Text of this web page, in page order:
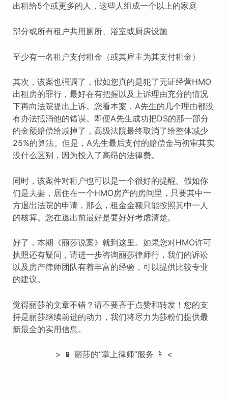
出租给5个或更多的人，这些人组成一个以上的家庭
部分或所有租户共用厕所、浴室或厨房设施
至少有一名租户支付租金（或其雇主为其支付租金）
其次，该案也强调了，假如您真的是犯了无证经营HMO
出租房的罪行，最好在有把握以及上诉理由充分的情况
下再向法院提出上诉。您看本案，A先生的几个理由都没
有办法抵消他的错误。即便A先生成功把DS的那一部分
的金额赔偿给减掉了，高级法院最终取消了给整体减少
25%的算法。但是，A先生最后支付的赔偿金与初审其实
没什么区别，因为投入了高昂的法律费。
同时，该案件对租户也可以是一个很好的提醒。假如你
们是夫妻，居住在一个HMO房产的房间里，只要其中一
方退出法院的申请，那么，租金金额只能按照其中一人
的核算。您在退出前最好是要好好考虑清楚。
好了，本期《丽莎说案》就到这里。如果您对HMO许可
执照还有疑问，请进一步咨询丽莎律师行，我们的诉讼
以及房产律师团队有着丰富的经验，可以提供比较专业
的建议。
觉得丽莎的文章不错？请不要吝于点赞和转发！您的支
持是丽莎继续前进的动力，我们将尽力为莎粉们提供最
新最全的实用信息。
> 📱 丽莎的“掌上律师”服务 📱 <